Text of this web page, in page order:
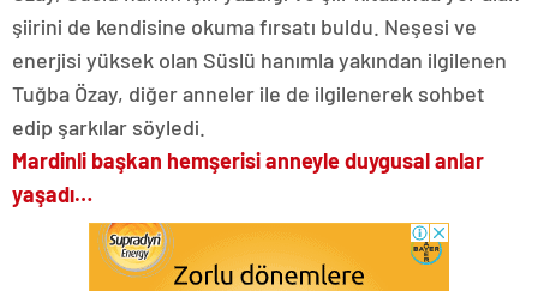
şiirini de kendisine okuma fırsatı buldu. Neşesi ve
enerjisi yüksek olan Süslü hanımla yakından ilgilenen
Tuğba Özay, diğer anneler ile de ilgilenerek sohbet
edip şarkılar söyledi.
Mardinli başkan hemşerisi anneyle duygusal anlar
yaşadı…